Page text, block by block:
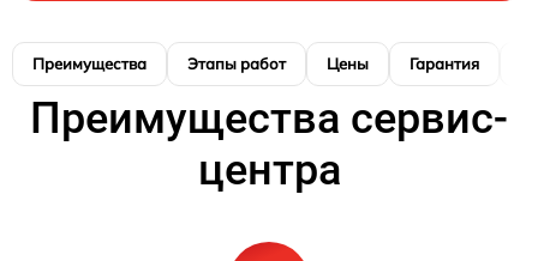
Преимущества Этапы работ Цены Гарантия
Преимущества сервис-
центра